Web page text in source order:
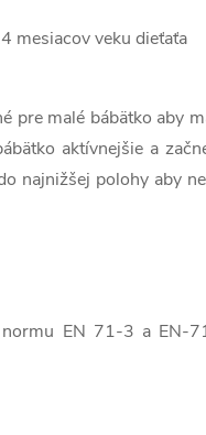
mesiacov veku dieťaťa
pre malé bábätko aby
aktívnejšie a
najnižšej polohy aby
normu EN 71-3 a EN-